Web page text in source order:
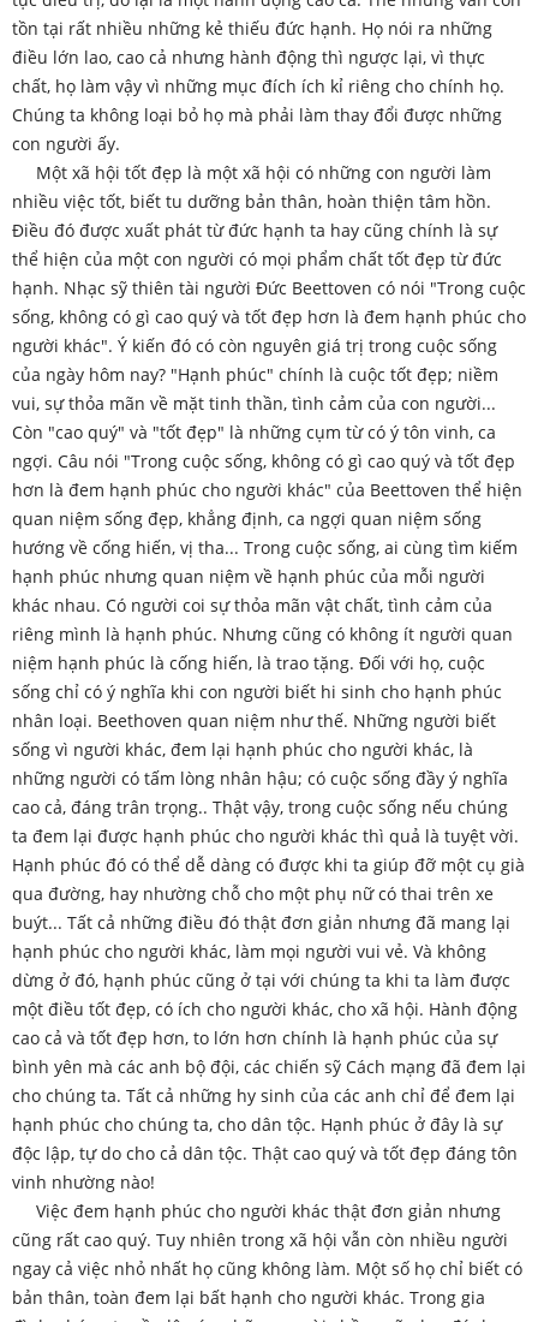
tồn tại rất nhiều những kẻ thiếu đức hạnh. Họ nói ra những
điều lớn lao, cao cả nhưng hành động thì ngược lại, vì thực
chất, họ làm vậy vì những mục đích ích kỉ riêng cho chính họ.
Chúng ta không loại bỏ họ mà phải làm thay đổi được những
con người ấy.
Một xã hội tốt đẹp là một xã hội có những con người làm
nhiều việc tốt, biết tu dưỡng bản thân, hoàn thiện tâm hồn.
Điều đó được xuất phát từ đức hạnh ta hay cũng chính là sự
thể hiện của một con người có mọi phẩm chất tốt đẹp từ đức
hạnh. Nhạc sỹ thiên tài người Đức Beettoven có nói "Trong cuộc
sống, không có gì cao quý và tốt đẹp hơn là đem hạnh phúc cho
người khác". Ý kiến đó có còn nguyên giá trị trong cuộc sống
của ngày hôm nay? "Hạnh phúc" chính là cuộc tốt đẹp; niềm
vui, sự thỏa mãn về mặt tinh thần, tình cảm của con người...
Còn "cao quý" và "tốt đẹp" là những cụm từ có ý tôn vinh, ca
ngợi. Câu nói "Trong cuộc sống, không có gì cao quý và tốt đẹp
hơn là đem hạnh phúc cho người khác" của Beettoven thể hiện
quan niệm sống đẹp, khẳng định, ca ngợi quan niệm sống
hướng về cống hiến, vị tha... Trong cuộc sống, ai cùng tìm kiếm
hạnh phúc nhưng quan niệm về hạnh phúc của mỗi người
khác nhau. Có người coi sự thỏa mãn vật chất, tình cảm của
riêng mình là hạnh phúc. Nhưng cũng có không ít người quan
niệm hạnh phúc là cống hiến, là trao tặng. Đối với họ, cuộc
sống chỉ có ý nghĩa khi con người biết hi sinh cho hạnh phúc
nhân loại. Beethoven quan niệm như thế. Những người biết
sống vì người khác, đem lại hạnh phúc cho người khác, là
những người có tấm lòng nhân hậu; có cuộc sống đầy ý nghĩa
cao cả, đáng trân trọng.. Thật vậy, trong cuộc sống nếu chúng
ta đem lại được hạnh phúc cho người khác thì quả là tuyệt vời.
Hạnh phúc đó có thể dễ dàng có được khi ta giúp đỡ một cụ già
qua đường, hay nhường chỗ cho một phụ nữ có thai trên xe
buýt... Tất cả những điều đó thật đơn giản nhưng đã mang lại
hạnh phúc cho người khác, làm mọi người vui vẻ. Và không
dừng ở đó, hạnh phúc cũng ở tại với chúng ta khi ta làm được
một điều tốt đẹp, có ích cho người khác, cho xã hội. Hành động
cao cả và tốt đẹp hơn, to lớn hơn chính là hạnh phúc của sự
bình yên mà các anh bộ đội, các chiến sỹ Cách mạng đã đem lại
cho chúng ta. Tất cả những hy sinh của các anh chỉ để đem lại
hạnh phúc cho chúng ta, cho dân tộc. Hạnh phúc ở đây là sự
độc lập, tự do cho cả dân tộc. Thật cao quý và tốt đẹp đáng tôn
vinh nhường nào!
Việc đem hạnh phúc cho người khác thật đơn giản nhưng
cũng rất cao quý. Tuy nhiên trong xã hội vẫn còn nhiều người
ngay cả việc nhỏ nhất họ cũng không làm. Một số họ chỉ biết có
bản thân, toàn đem lại bất hạnh cho người khác. Trong gia